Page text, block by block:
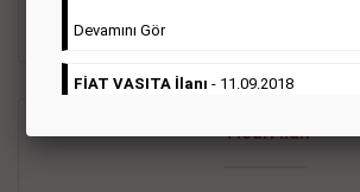
Detaylı Bilgi & İlan Örnekleri
Ticari İlan
Devamını Gör
FİAT VASITA İlanı - 11.09.2018
2.800.000e kurumsal mağaza.